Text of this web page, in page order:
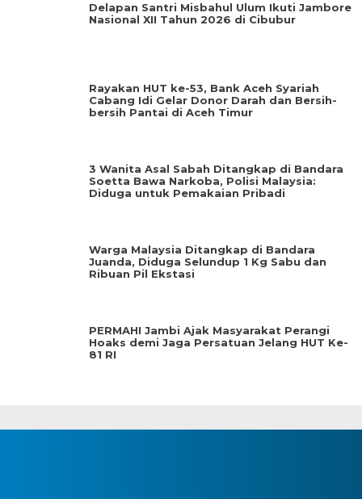
Delapan Santri Misbahul Ulum Ikuti Jambore
Nasional XII Tahun 2026 di Cibubur
Rayakan HUT ke-53, Bank Aceh Syariah
Cabang Idi Gelar Donor Darah dan Bersih-
bersih Pantai di Aceh Timur
3 Wanita Asal Sabah Ditangkap di Bandara
Soetta Bawa Narkoba, Polisi Malaysia:
Diduga untuk Pemakaian Pribadi
Warga Malaysia Ditangkap di Bandara
Juanda, Diduga Selundup 1 Kg Sabu dan
Ribuan Pil Ekstasi
PERMAHI Jambi Ajak Masyarakat Perangi
Hoaks demi Jaga Persatuan Jelang HUT Ke-
81 RI